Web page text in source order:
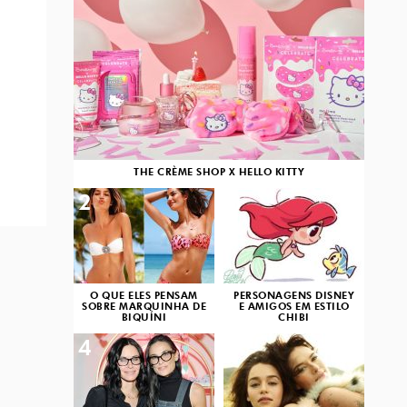
THE CRÈME SHOP X HELLO KITTY
O QUE ELES PENSAM
SOBRE MARQUINHA DE
BIQUÍNI
2
PERSONAGENS DISNEY
E AMIGOS EM ESTILO
CHIBI
3
4